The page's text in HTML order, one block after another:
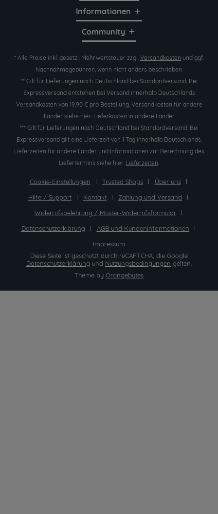
Informationen
Community
* Alle Preise inkl. gesetzl. Mehrwertsteuer zzgl. Versandkosten und ggf.
Nachnahmegebühren, wenn nicht anders beschrieben.
** Gilt für Lieferungen nach Deutschland bei Standardversand. Bei
Expressversand entstehen bei Versand innerhalb Deutschlands
Versandkosten von 19,90 € pro Bestellung. Versandkosten für andere
Länder siehe hier: Lieferkosten in andere Länder
*** Gilt für Lieferungen nach Deutschland bei Standardversand. Bei
Expressversand gilt eine Lieferzeit von 1 Tag innerhalb Deutschlands.
Lieferzeiten für andere Länder und Informationen zur Berechnung des
Liefertermins siehe hier: Lieferzeiten.
Cookie-Einstellungen Trusted Shops
Über uns
Hilfe / Support
Kontakt
Zahlung und Versand
Widerrufsbelehrung / Muster-Widerrufsformular
Datenschutzerklärung
AGB und Kundeninformationen
Impressum
Diese Seite ist geschützt durch reCAPTCHA, die Google
Datenschutzerklärung und Nutzungsbedingungen gelten.
Theme by Orangebytes